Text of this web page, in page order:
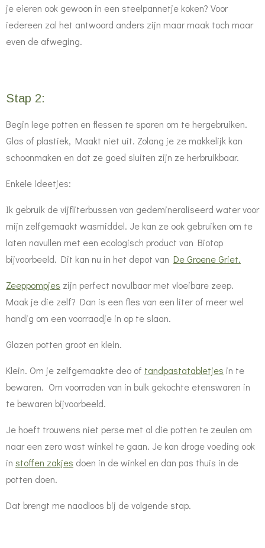
je eieren ook gewoon in een steelpannetje koken? Voor
iedereen zal het antwoord anders zijn maar maak toch maar
even de afweging.
Stap 2:
Begin lege potten en flessen te sparen om te hergebruiken.
Glas of plastiek, Maakt niet uit. Zolang je ze makkelijk kan
schoonmaken en dat ze goed sluiten zijn ze herbruikbaar.
Enkele ideetjes:
Ik gebruik de vijfliterbussen van gedemineraliseerd water voor
mijn zelfgemaakt wasmiddel. Je kan ze ook gebruiken om te
laten navullen met een ecologisch product van Biotop
bijvoorbeeld. Dit kan nu in het depot van De Groene Griet.
Zeeppompjes zijn perfect navulbaar met vloeibare zeep.
Maak je die zelf? Dan is een fles van een liter of meer wel
handig om een voorraadje in op te slaan.
Glazen potten groot en klein.
Klein. Om je zelfgemaakte deo of tandpastatabletjes in te
bewaren. Om voorraden van in bulk gekochte etenswaren in
te bewaren bijvoorbeeld.
Je hoeft trouwens niet perse met al die potten te zeulen om
naar een zero wast winkel te gaan. Je kan droge voeding ook
in stoffen zakjes doen in de winkel en dan pas thuis in de
potten doen.
Dat brengt me naadloos bij de volgende stap.